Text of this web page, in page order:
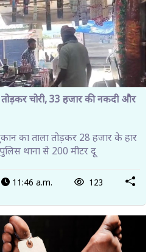
चोरी, 33 हजार की नकदी और
का ताला तोड़कर 28 हजार के हार
थाना से 200 मीटर दू
11:46 a.m. 123